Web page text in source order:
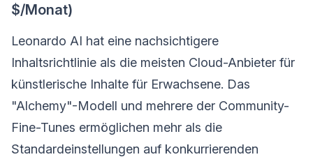
$/Monat)
Leonardo AI hat eine nachsichtigere
Inhaltsrichtlinie als die meisten Cloud-Anbieter für
künstlerische Inhalte für Erwachsene. Das
"Alchemy"-Modell und mehrere der Community-
Fine-Tunes ermöglichen mehr als die
Standardeinstellungen auf konkurrierenden